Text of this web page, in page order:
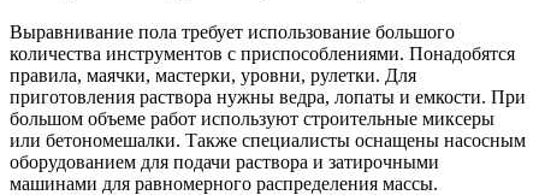
Выравнивание пола требует использование большого
количества инструментов с приспособлениями. Понадобятся
правила, маячки, мастерки, уровни, рулетки. Для
приготовления раствора нужны ведра, лопаты и емкости. При
большом объеме работ используют строительные миксеры
или бетономешалки. Также специалисты оснащены насосным
оборудованием для подачи раствора и затирочными
машинами для равномерного распределения массы.